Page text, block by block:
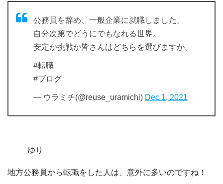
公務員を辞め、一般企業に就職しました。
自分次第でどうにでもなれる世界。
安定か挑戦か皆さんはどちらを選びますか。
#転職
#ブログ
— ウラミチ(@reuse_uramichi) Dec 1, 2021
ゆり
地方公務員から転職をした人は、意外に多いのですね！